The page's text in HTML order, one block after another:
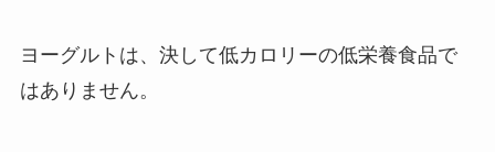
ヨーグルトは、決して低カロリーの低栄養食品で
はありません。